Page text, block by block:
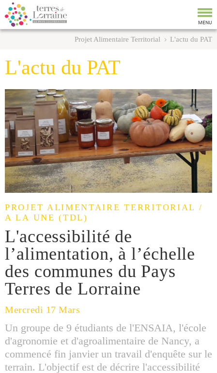
MENU
Projet Alimentaire Territorial L'actu du PAT
L'actu du PAT
PROJET ALIMENTAIRE TERRITORIAL /
A LA UNE (TDL)
L'accessibilité de
l’alimentation, à l’échelle
des communes du Pays
Terres de Lorraine
Mercredi 17 Mars
Un groupe de 9 étudiants de l'ENSAIA, l'école
d'agronomie et d'agroalimentaire de Nancy, a
commencé fin janvier un travail d'enquête sur le
terrain. L'objectif est de décrire l'accessibilité